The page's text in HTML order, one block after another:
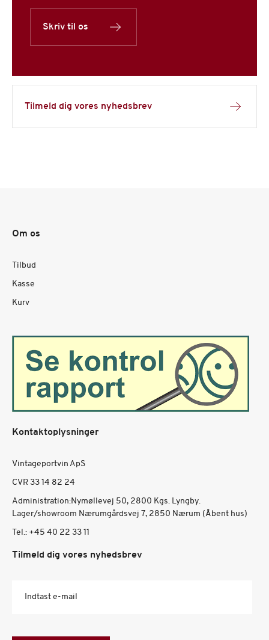
Tilmeld dig vores nyhedsbrev
Skriv til os
Om os
Tilbud
Kasse
Kurv
Kontaktoplysninger
Vintageportvin ApS
CVR 33 14 82 24
Administration:Nymøllevej 50, 2800 Kgs. Lyngby.
Lager/showroom Nærumgårdsvej 7, 2850 Nærum (Åbent hus)
Tel.: +45 40 22 33 11
Tilmeld dig vores nyhedsbrev
Indtast e-mail